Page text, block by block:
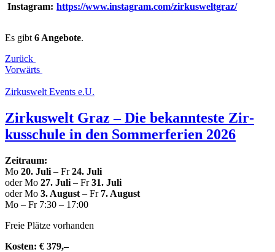
Instagram: https://www.instagram.com/zirkusweltgraz/
Es gibt 6 Angebote.
Zurück
Vorwärts
Zir­kus­welt Events e.U.
Zir­kus­welt Graz – Die bekann­tes­te Zir­
kus­schu­le in den Som­mer­fe­ri­en 2026
Zeitraum:
Mo 20. Juli – Fr24. Juli
oder Mo 27. Juli – Fr31. Juli
oder Mo 3. August – Fr 7. August
Mo – Fr 7:30 – 17:00
Freie Plätze vorhanden
Kosten: € 379,–